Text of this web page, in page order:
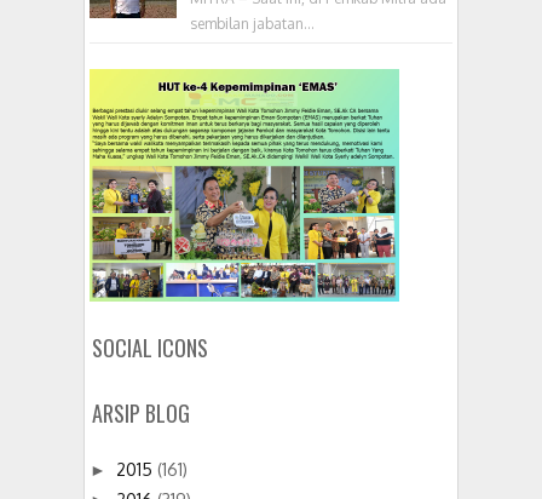
sembilan jabatan...
SOCIAL ICONS
ARSIP BLOG
► 2015 (161)